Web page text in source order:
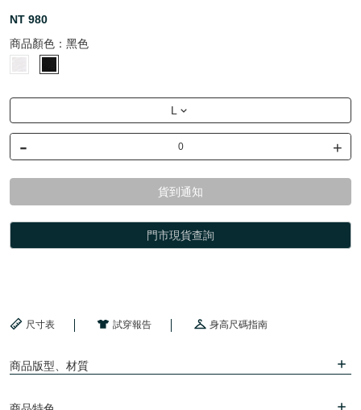
NT 980
商品顏色： 黑色
L
- +
貨到通知
門市現貨查詢
尺寸表 試穿報告 身高尺碼指南
商品版型、材質